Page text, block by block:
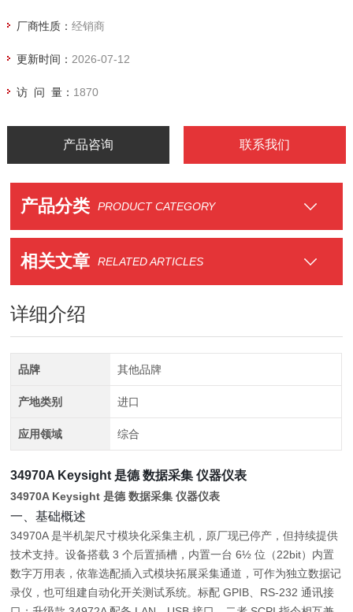
厂商性质： 经销商
更新时间： 2026-07-12
访 问 量： 1870
产品咨询 联系我们
产品分类 PRODUCT CATEGORY
相关文章 RELATED ARTICLES
详细介绍
品牌 其他品牌
产地类别 进口
应用领域 综合
34970A Keysight 是德 数据采集 仪器仪表
34970A Keysight 是德 数据采集 仪器仪表
一、基础概述
34970A 是半机架尺寸模块化采集主机，原厂现已停产，但持续提供
技术支持。设备搭载 3 个后置插槽，内置一台 6½ 位（22bit）内置
数字万用表，依靠选配插入式模块拓展采集通道，可作为独立数据记
录仪，也可组建自动化开关测试系统。标配 GPIB、RS‑232 通讯接